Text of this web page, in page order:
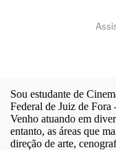
Sou estudante de
Federal de Juiz de Fora
Venho atuando em
entanto, as áreas que
direção de arte,